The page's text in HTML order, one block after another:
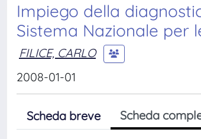
Impiego della
Sistema Nazionale per
FILICE, CARLO
2008-01-01
Scheda breve Scheda